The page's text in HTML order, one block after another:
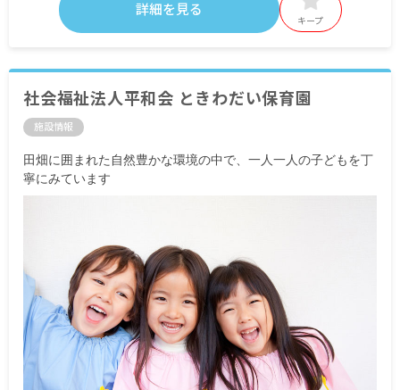
詳細を見る
キープ
社会福祉法人平和会 ときわだい保育園
施設情報
田畑に囲まれた自然豊かな環境の中で、一人一人の子どもを丁
寧にみています